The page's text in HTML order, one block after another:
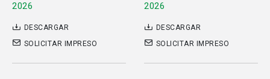
2026
DESCARGAR
SOLICITAR IMPRESO
2026
DESCARGAR
SOLICITAR IMPRESO